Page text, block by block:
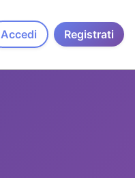
Accedi Registrati